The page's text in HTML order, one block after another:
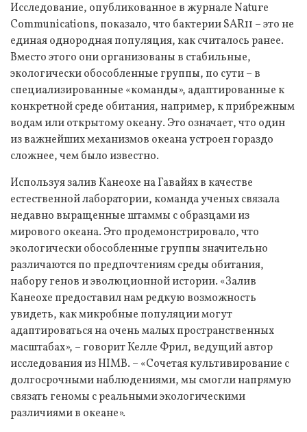
Исследование, опубликованное в журнале Nature
Communications, показало, что бактерии SAR11 – это не
единая однородная популяция, как считалось ранее.
Вместо этого они организованы в стабильные,
экологически обособленные группы, по сути – в
специализированные «команды», адаптированные к
конкретной среде обитания, например, к прибрежным
водам или открытому океану. Это означает, что один
из важнейших механизмов океана устроен гораздо
сложнее, чем было известно.
Используя залив Канеохе на Гавайях в качестве
естественной лаборатории, команда ученых связала
недавно выращенные штаммы с образцами из
мирового океана. Это продемонстрировало, что
экологически обособленные группы значительно
различаются по предпочтениям среды обитания,
набору генов и эволюционной истории. «Залив
Канеохе предоставил нам редкую возможность
увидеть, как микробные популяции могут
адаптироваться на очень малых пространственных
масштабах», – говорит Келле Фрил, ведущий автор
исследования из HIMB. – «Сочетая культивирование с
долгосрочными наблюдениями, мы смогли напрямую
связать геномы с реальными экологическими
различиями в океане».